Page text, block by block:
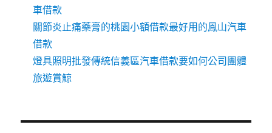
車借款
關節炎止痛藥膏的桃園小額借款最好用的鳳山汽車
借款
燈具照明批發傳統信義區汽車借款要如何公司團體
旅遊賞鯨